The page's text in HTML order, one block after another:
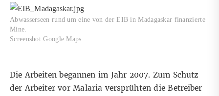
Abwasserseen rund um eine von der EIB in Madagaskar finanzierte
Mine.
Screenshot Google Maps
Die Arbeiten begannen im Jahr 2007. Zum Schutz
der Arbeiter vor Malaria versprühten die Betreiber